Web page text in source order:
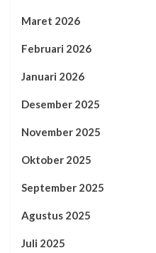
Maret 2026
Februari 2026
Januari 2026
Desember 2025
November 2025
Oktober 2025
September 2025
Agustus 2025
Juli 2025